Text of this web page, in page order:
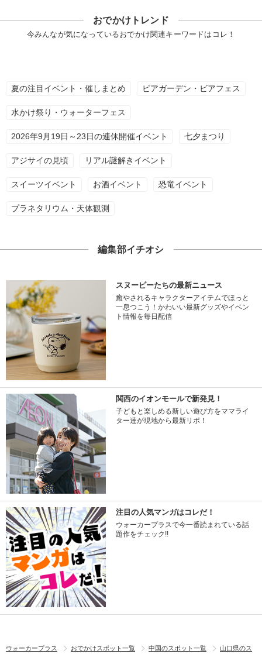
おでかけトレンド
今みんなが気になっているおでかけ関連キーワードはコレ！
夏の注目イベント・催しまとめ ビアガーデン・ビアフェス
水かけ祭り・ウォーターフェス
2026年9月19日～23日の連休開催イベント 七夕まつり
アジサイの見頃 リアル謎解きイベント
スイーツイベント お酒イベント 恐竜イベント
プラネタリウム・天体観測
編集部イチオシ
スヌーピーたちの最新ニュース
癒やされるキャラクターアイテムでほっと
一息つこう！かわいい最新グッズやイベン
ト情報を毎日配信
関西のイオンモールで新発見！
子どもと楽しめる新しい遊び方をママライ
ター達が現地から最新リポ！
注目の人気マンガはコレだ！
ウォーカープラスで今一番読まれている話
題作をチェック!!
ウォーカープラス おでかけスポット一覧 中国のスポット一覧
山口県のス